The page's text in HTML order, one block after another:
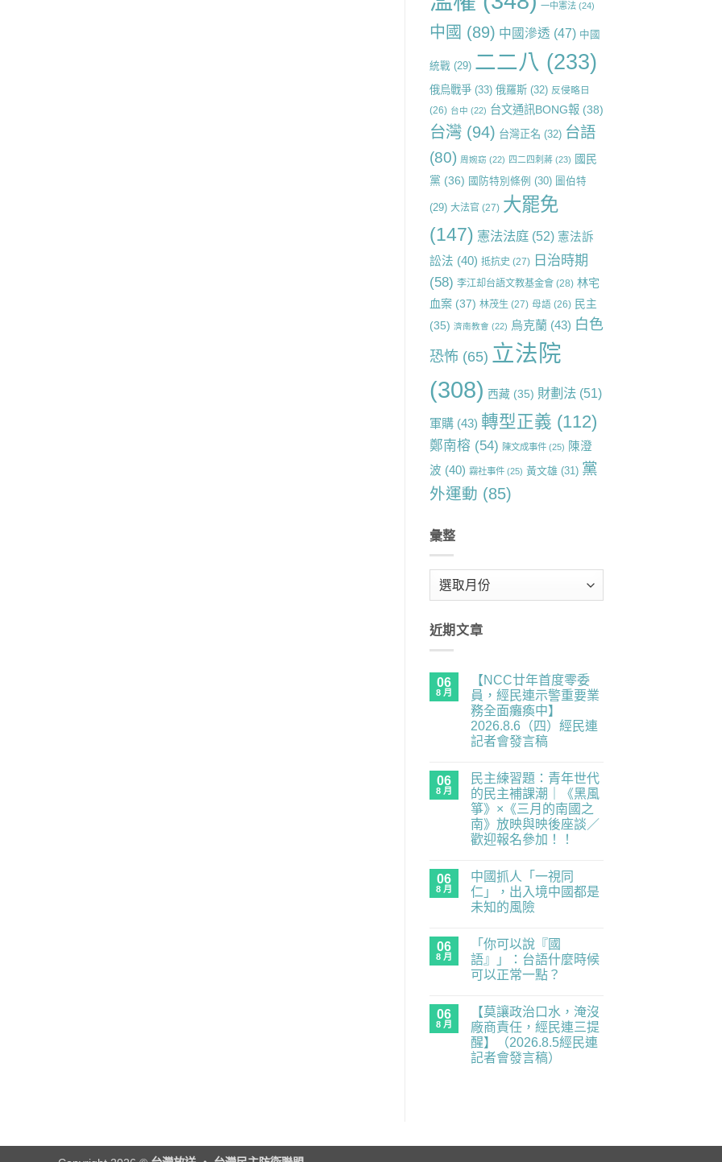
一中憲法(24)
中國 (89) 中國滲透 (47) 中國
統戰(29) 二二八 (233)
俄烏戰爭(33) 俄羅斯(32) 反侵略日
(26) 台中 (22) 台文通訊BONG報(38)
台灣(94) 台灣正名 (32) 台語
(80) 周婉窈 (22) 四二四刺蔣(23) 國民
黨 (36) 國防特別條例 (30) 圖伯特
(29) 大法官(27) 大罷免
(147) 憲法法庭(52) 憲法訴
訟法 (40) 抵抗史 (27) 日治時期
(58) 李江却台語文教基金會(28) 林宅
血案(37) 林茂生 (27) 母語(26) 民主
(35) 濟南教會 (22) 烏克蘭(43) 白色
恐怖 (65) 立法院
(308) 西藏(35) 財劃法(51)
軍購(43) 轉型正義 (112)
鄭南榕 (54) 陳文成事件(25) 陳澄
波 (40) 霧社事件(25) 黃文雄(31) 黨
外運動 (85)
彙整
近期文章
06
8 月
【NCC廿年首度零委
員，經民連示警重要業
務全面癱瘓中】
2026.8.6（四）經民連
記者會發言稿
廿
年
首
度
零
委
員，
連
示
警
重
要
面
癱
瘓
民
連
記
者
會
留
言
06
8 月
民主練習題：青年世代
的民主補課潮｜《黑風
箏》×《三月的南國之
南》放映與映後座談／
歡迎報名參加！！
主
練
習
題：
的
民
主
｜
《黑
風
箏》
×《三
映
留
言
06
8 月
中國抓人「一視同
仁」，出入境中國都是
未知的風險
抓
人
「一
仁」，
入
境
中
國
言
06
8 月
「你可以說『國
語』」：台語什麼時候
可以正常一點？
以
說
『國
語』」：
台
正
言
06
8 月
【莫讓政治口水，淹沒
廠商責任，經民連三提
醒】（2026.8.5經民連
記者會發言稿）
淹